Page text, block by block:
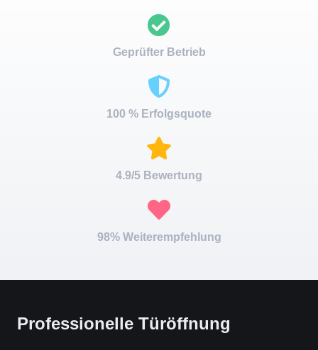
Geprüfter Betrieb
100 % Erfolgsquote
4.9/5 Bewertung
98% Weiterempfehlung
Professionelle Türöffnung